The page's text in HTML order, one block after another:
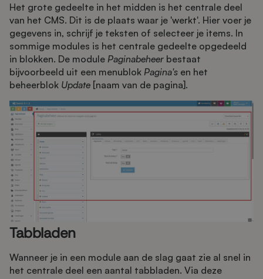
Het grote gedeelte in het midden is het centrale deel
van het CMS. Dit is de plaats waar je 'werkt'. Hier voer je
gegevens in, schrijf je teksten of selecteer je items. In
sommige modules is het centrale gedeelte opgedeeld
in blokken. De module Paginabeheer bestaat
bijvoorbeeld uit een menublok Pagina's en het
beheerblok Update [naam van de pagina].
Tabbladen
Wanneer je in een module aan de slag gaat zie al snel in
het centrale deel een aantal tabbladen. Via deze